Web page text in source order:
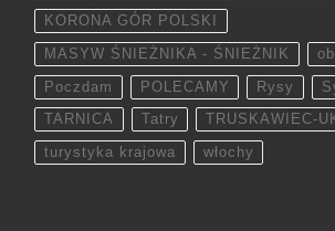
KORONA GÓR POLSKI
MASYW ŚNIEŻNIKA - ŚNIEŻNIK
Poczdam POLECAMY Rysy
TARNICA Tatry TRUSKAWIEC-
turystyka krajowa włochy